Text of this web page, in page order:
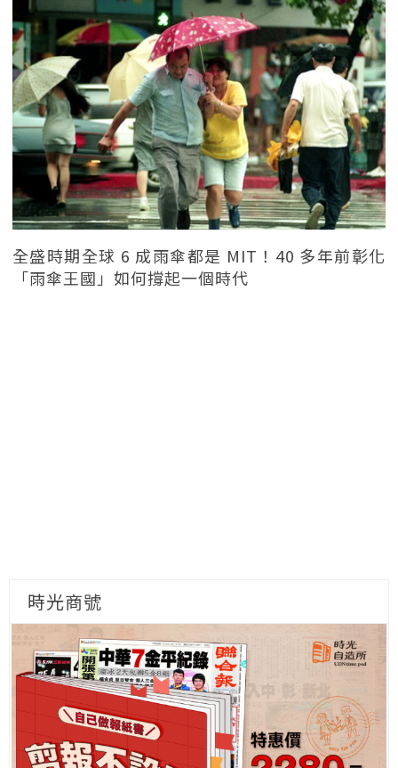
全盛時期全球 6 成雨傘都是 MIT！40 多年前彰化
「雨傘王國」如何撐起一個時代
時光商號